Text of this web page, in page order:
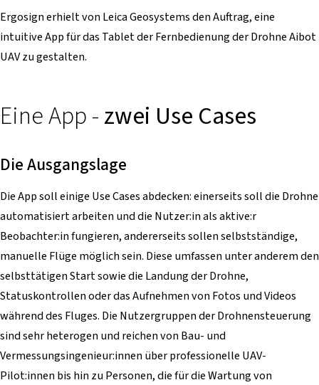
Ergosign erhielt von Leica Geosystems den Auftrag, eine
intuitive App für das Tablet der Fernbedienung der Drohne Aibot
UAV zu gestalten.
Eine App -zwei Use Cases
Die Ausgangslage
Die App soll einige Use Cases abdecken: einerseits soll die Drohne
automatisiert arbeiten und die Nutzer:in als aktive:r
Beobachter:in fungieren, andererseits sollen selbstständige,
manuelle Flüge möglich sein. Diese umfassen unter anderem den
selbsttätigen Start sowie die Landung der Drohne,
Statuskontrollen oder das Aufnehmen von Fotos und Videos
während des Fluges. Die Nutzergruppen der Drohnensteuerung
sind sehr heterogen und reichen von Bau- und
Vermessungsingenieur:innen über professionelle UAV-
Pilot:innen bis hin zu Personen, die für die Wartung von